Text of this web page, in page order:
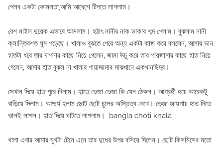
পেলব একটা কোমলতা,আমি আবেশে টিপতে লাগলাম।
বেশ মাইল দুয়েক এভাবে আসলাম। হঠাৎ নানীর নাক ডাকার শব্দ পেলাম। বুঝলাম নানী
ক্লান্তিবশত ঘুম পড়েছে। খালাও বুঝতে পেরে অন্য একটা কাজ করে বসলেন, আমার ডান
হাতটা ধরে তার দাপনার কাছে নিয়ে গেলেন, জামা উচু করে তার পায়জামার কাছে হাত নিয়ে
গেলেন, আমার হাত বুঝল না খালার পায়াজামার মাঝখানে একখানছিদ্র।
সেখান দিয়ে হাত পুরে দিলাম। হাতে ভেজা ভেজা কি যেন ঠেকল। আগ্রহী হয়ে আরেকটু
বাড়িয়ে দিলাম। আশ্চর্য হলাম ছোট ছোট চুলের অস্তিত্ব দেখে। ভেজা জায়গায় হাত দিতে
ভালই লাগল। হাত দিয়ে ঘাটতে লাগলাম। bangla choti khala
খালা এবার আমার মুখটা টেনে এনে তার দুধের উপর বসিয়ে দিলেন। ছোট কিসমিসের মতো